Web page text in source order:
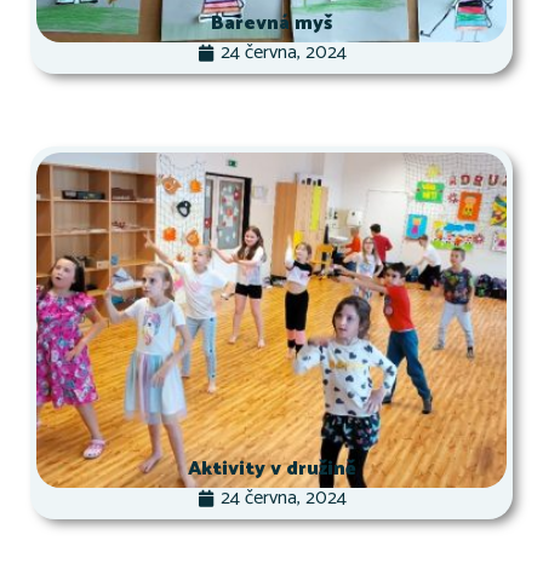
Barevná myš
24 června, 2024
Aktivity v družině
24 června, 2024